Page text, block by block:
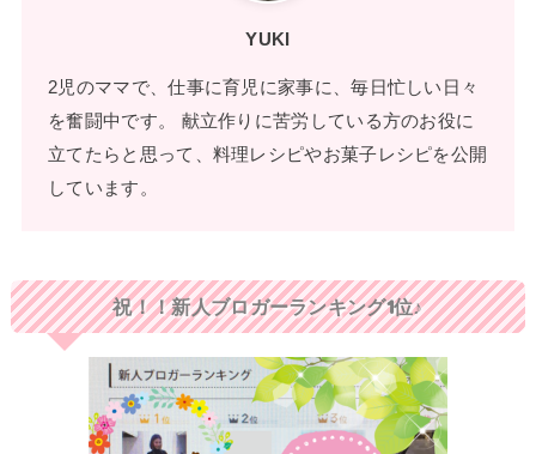
YUKI
2児のママで、仕事に育児に家事に、毎日忙しい日々
を奮闘中です。 献立作りに苦労している方のお役に
立てたらと思って、料理レシピやお菓子レシピを公開
しています。
祝！！新人ブロガーランキング1位♪